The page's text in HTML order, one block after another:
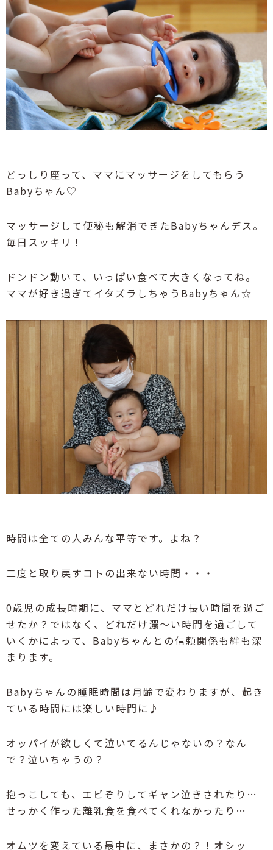
どっしり座って、ママにマッサージをしてもらう
Babyちゃん♡
マッサージして便秘も解消できたBabyちゃんデス。
毎日スッキリ！
ドンドン動いて、いっぱい食べて大きくなってね。
ママが好き過ぎてイタズラしちゃうBabyちゃん☆
時間は全ての人みんな平等です。よね？
二度と取り戻すコトの出来ない時間・・・
0歳児の成長時期に、ママとどれだけ長い時間を過ご
せたか？ではなく、どれだけ濃～い時間を過ごして
いくかによって、Babyちゃんとの信頼関係も絆も深
まります。
Babyちゃんの睡眠時間は月齢で変わりますが、起き
ている時間には楽しい時間に♪
オッパイが欲しくて泣いてるんじゃないの？なん
で？泣いちゃうの？
抱っこしても、エビぞりしてギャン泣きされたり…
せっかく作った離乳食を食べてくれなかったり…
オムツを変えている最中に、まさかの？！オシッ